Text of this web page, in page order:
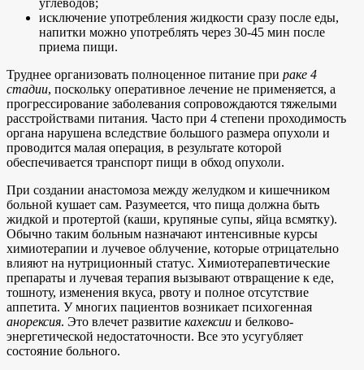
исключение употребления жидкости сразу после еды,
напитки можно употреблять через 30-45 мин после
приема пищи.
Труднее организовать полноценное питание при раке 4
стадии, поскольку оперативное лечение не применяется, а
прогрессирование заболевания сопровождаются тяжелыми
расстройствами питания. Часто при 4 степени проходимость
органа нарушена вследствие большого размера опухоли и
проводится малая операция, в результате которой
обеспечивается транспорт пищи в обход опухоли.
При создании анастомоза между желудком и кишечником
больной кушает сам. Разумеется, что пища должна быть
жидкой и протертой (каши, крупяные супы, яйца всмятку).
Обычно таким больным назначают интенсивные курсы
химиотерапии и лучевое облучение, которые отрицательно
влияют на нутриционный статус. Химиотерапевтические
препараты и лучевая терапия вызывают отвращение к еде,
тошноту, изменения вкуса, рвоту и полное отсутствие
аппетита. У многих пациентов возникает психогенная
анорексия. Это влечет развитие кахексии и белково-
энергетической недостаточности. Все это усугубляет
состояние больного.